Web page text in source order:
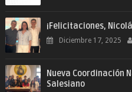
¡Felicitaciones,
Diciembre 17, 2025
Nueva Coordinación
Salesiano